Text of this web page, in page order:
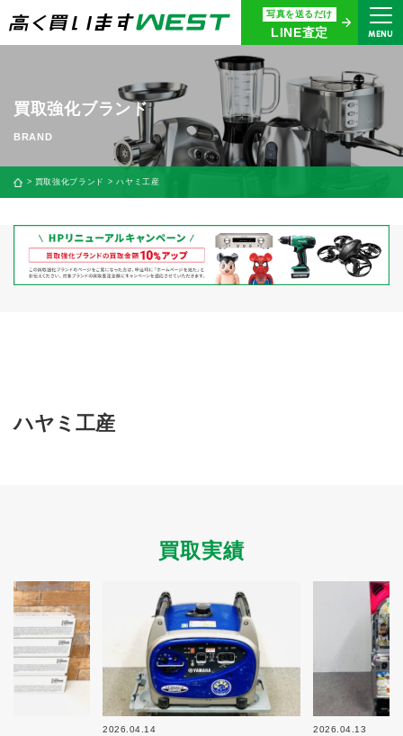
写真を送るだけ
LINE査定 MENU
まずはお気軽にお問い合わせ・
査定をご依頼ください
買取専用ダイヤル
0120-914-094
9:00〜18:30(年中無休)
24時間365日受付
買取に関する質問や相談もすぐにできて便利
簡単操作！LINE査定
新着情報
プライバシーポリシー
規約・同意書
本人確認書類アップロード
梱包
ガイド
法人の
お客様へ
買取強化ブランド
買取強化ブランド ハヤミ工産
ハヤミ工産
買取実績
2026.04.14 2026.04.13